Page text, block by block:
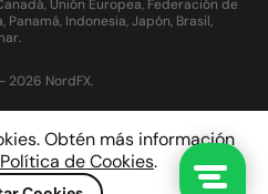
Obtén más información
Política de Cookies.
Unión Europea, Federación de
Panamá, Indonesia, Japón, Brasil,
2026 NordFX.